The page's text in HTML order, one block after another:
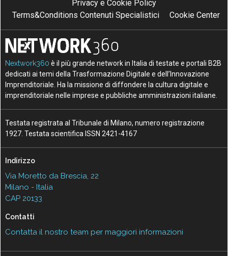
Privacy e Cookie Policy
Terms&Conditions Contenuti Specialistici
Cookie Center
Nextwork360 è il più grande network in Italia di testate e portali B2B
dedicati ai temi della Trasformazione Digitale e dell’Innovazione
Imprenditoriale. Ha la missione di diffondere la cultura digitale e
imprenditoriale nelle imprese e pubbliche amministrazioni italiane.
Testata registrata al Tribunale di Milano, numero registrazione
1927. Testata scientifica ISSN 2421-4167
Indirizzo
Via Moretto da Brescia, 22
Milano - Italia
CAP 20133
Contatti
Contatta il nostro team per maggiori informazioni